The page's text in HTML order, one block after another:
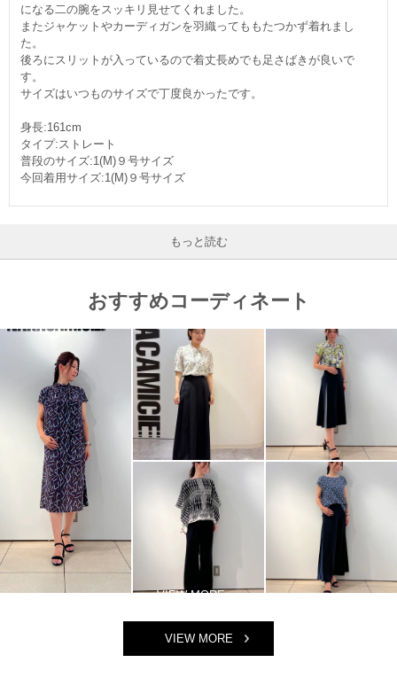
になる二の腕をスッキリ見せてくれました。
またジャケットやカーディガンを羽織ってももたつかず着れまし
た。
後ろにスリットが入っているので着丈長めでも足さばきが良いで
す。
サイズはいつものサイズで丁度良かったです。
身長:161cm
タイプ:ストレート
普段のサイズ:1(M)９号サイズ
今回着用サイズ:1(M)９号サイズ
もっと読む
おすすめコーディネート
VIEW MORE